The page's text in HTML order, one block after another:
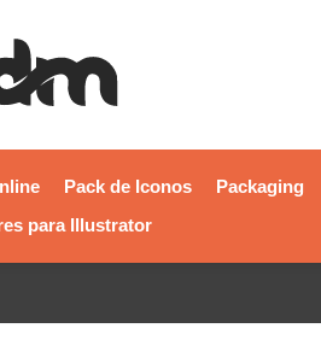
Pack de Iconos
Packaging
para Illustrator